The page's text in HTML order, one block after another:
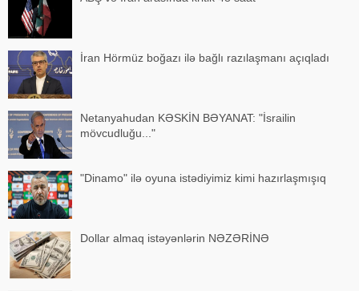
İran Hörmüz boğazı ilə bağlı razılaşmanı açıqladı
Netanyahudan KƏSKİN BƏYANAT: "İsrailin
mövcudluğu..."
"Dinamo" ilə oyuna istədiyimiz kimi hazırlaşmışıq
Dollar almaq istəyənlərin NƏZƏRİNƏ